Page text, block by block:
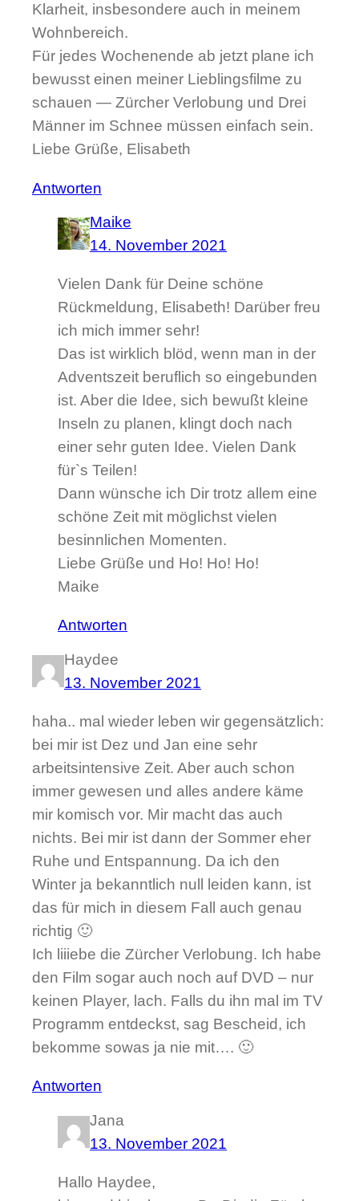
Klarheit, insbesondere auch in meinem
Wohnbereich.
Für jedes Wochenende ab jetzt plane ich
bewusst einen meiner Lieblingsfilme zu
schauen — Zürcher Verlobung und Drei
Männer im Schnee müssen einfach sein.
Liebe Grüße, Elisabeth
Antworten
Maike
14. November 2021
Vielen Dank für Deine schöne
Rückmeldung, Elisabeth! Darüber freu
ich mich immer sehr!
Das ist wirklich blöd, wenn man in der
Adventszeit beruflich so eingebunden
ist. Aber die Idee, sich bewußt kleine
Inseln zu planen, klingt doch nach
einer sehr guten Idee. Vielen Dank
für`s Teilen!
Dann wünsche ich Dir trotz allem eine
schöne Zeit mit möglichst vielen
besinnlichen Momenten.
Liebe Grüße und Ho! Ho! Ho!
Maike
Antworten
Haydee
13. November 2021
haha.. mal wieder leben wir gegensätzlich:
bei mir ist Dez und Jan eine sehr
arbeitsintensive Zeit. Aber auch schon
immer gewesen und alles andere käme
mir komisch vor. Mir macht das auch
nichts. Bei mir ist dann der Sommer eher
Ruhe und Entspannung. Da ich den
Winter ja bekanntlich null leiden kann, ist
das für mich in diesem Fall auch genau
richtig 🙂
Ich liiiebe die Zürcher Verlobung. Ich habe
den Film sogar auch noch auf DVD – nur
keinen Player, lach. Falls du ihn mal im TV
Programm entdeckst, sag Bescheid, ich
bekomme sowas ja nie mit…. 🙂
Antworten
Jana
13. November 2021
Hallo Haydee,